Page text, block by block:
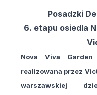
Posadzki
6. etapu osiedla
Nova Viva Garden
realizowana przez
warszawskiej